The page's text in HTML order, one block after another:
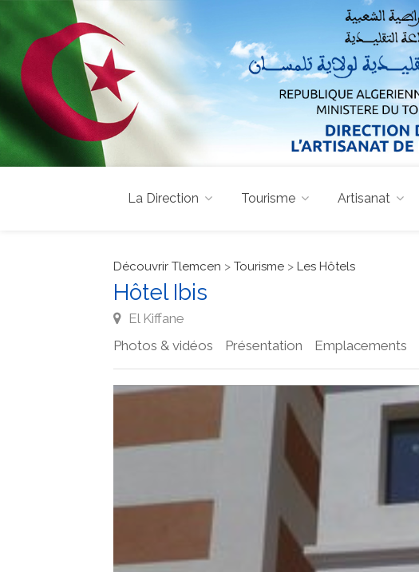
La Direction Tourisme Artisanat
Découvrir Tlemcen > Tourisme > Les Hôtels
Hôtel Ibis
El Kiffane
Photos & vidéos
Présentation Emplacements